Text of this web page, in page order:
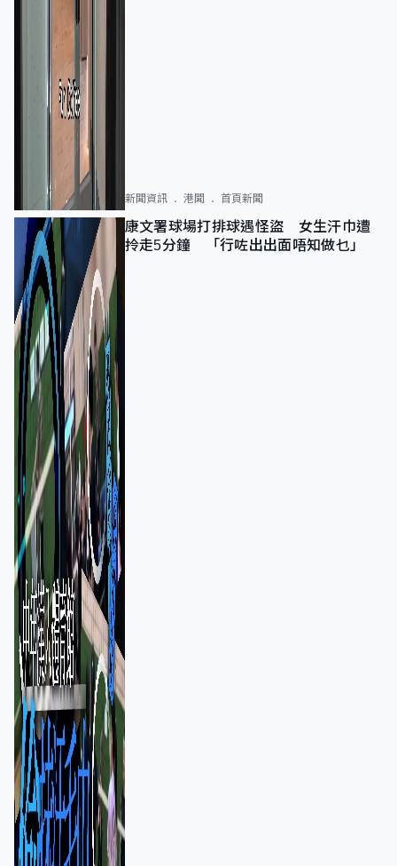
新聞資訊 港聞 首頁新聞
康文署球場打排球遇怪盜 女生汗巾遭
拎走5分鐘 「行咗出出面唔知做乜」